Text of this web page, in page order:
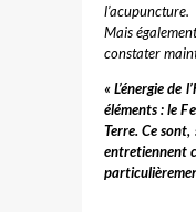
l’acupuncture.
Mais
constater
« L’énergie de
éléments : le
Terre. Ce
entretiennent